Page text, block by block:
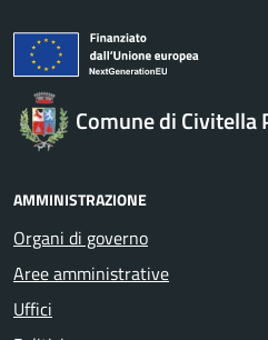
Comune di Civitella
AMMINISTRAZIONE
Organi di governo
Aree amministrative
Uffici